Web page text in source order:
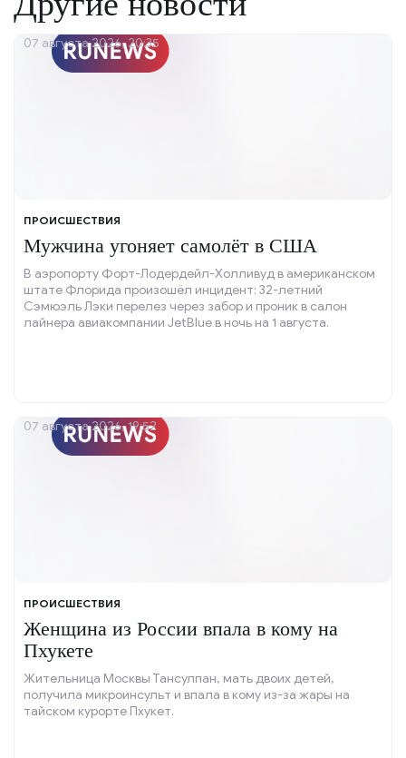
ПРОИСШЕСТВИЯ
Мужчина угоняет самолёт в США
В аэропорту Форт-Лодердейл-Холливуд в американском
штате Флорида произошёл инцидент: 32-летний
Сэмюэль Лэки перелез через забор и проник в салон
лайнера авиакомпании JetBlue в ночь на 1 августа.
07 августа 2026, 20:35
ПРОИСШЕСТВИЯ
Женщина из России впала в кому на
Пхукете
Жительница Москвы Тансулпан, мать двоих детей,
получила микроинсульт и впала в кому из-за жары на
тайском курорте Пхукет.
07 августа 2026, 19:52